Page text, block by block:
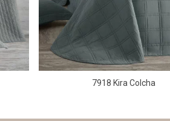
7918 Kira Colcha